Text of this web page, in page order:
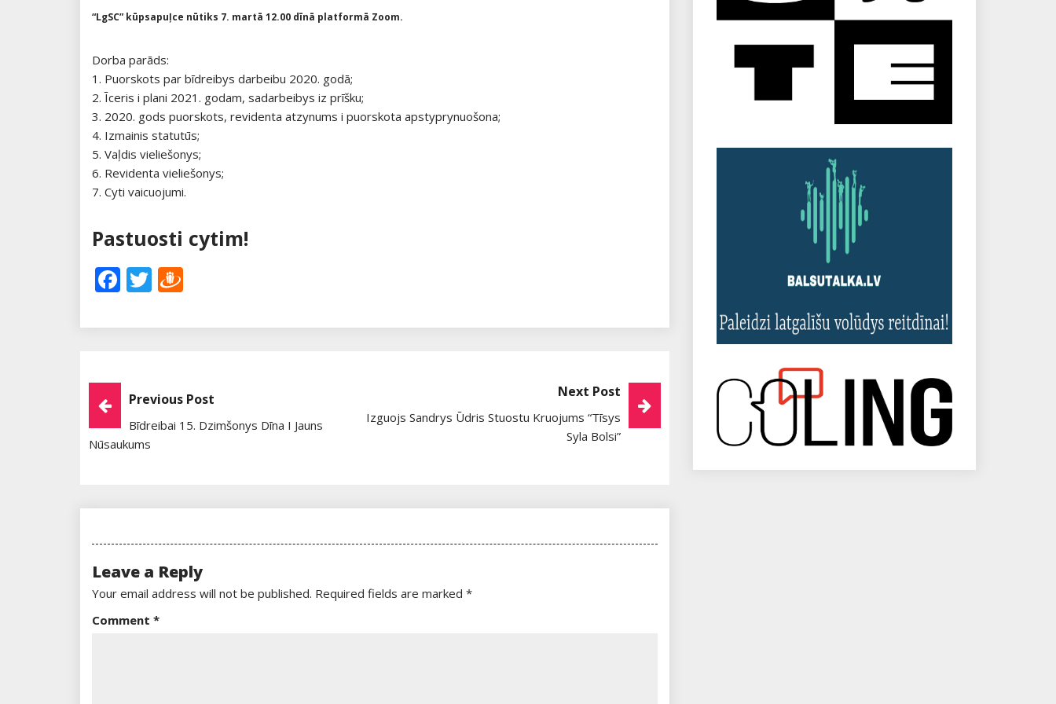
“LgSC” kūpsapuļce nūtiks 7. martā 12.00 dīnā platformā Zoom.
Dorba parāds:
1. Puorskots par bīdreibys darbeibu 2020. godā;
2. Īceris i plani 2021. godam, sadarbeibys iz prīšku;
3. 2020. gods puorskots, revidenta atzynums i puorskota apstyprynuošona;
4. Izmainis statutūs;
5. Vaļdis vieliešonys;
6. Revidenta vieliešonys;
7. Cyti vaicuojumi.
Pastuosti cytim!
Facebook
Twitter
Post
Navigation
Previous Post
Bīdreibai 15. Dzimšonys Dīna I Jauns
Nūsaukums
Next Post
Izguojs Sandrys Ūdris Stuostu Kruojums “Tīsys
Syla Bolsi”
Leave a Reply
Your email address will not be published. Required fields are marked *
Comment *